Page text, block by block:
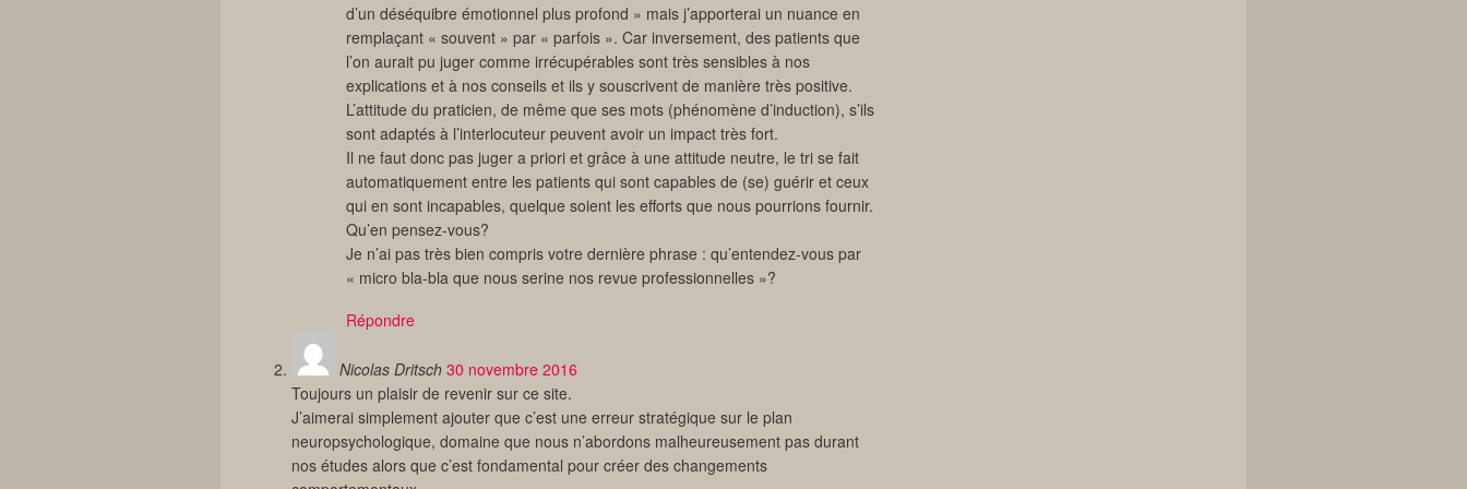
d’un déséquibre émotionnel plus profond » mais j’apporterai un nuance en
remplaçant « souvent » par « parfois ». Car inversement, des patients que
l’on aurait pu juger comme irrécupérables sont très sensibles à nos
explications et à nos conseils et ils y souscrivent de manière très positive.
L’attitude du praticien, de même que ses mots (phénomène d’induction), s’ils
sont adaptés à l’interlocuteur peuvent avoir un impact très fort.
Il ne faut donc pas juger a priori et grâce à une attitude neutre, le tri se fait
automatiquement entre les patients qui sont capables de (se) guérir et ceux
qui en sont incapables, quelque soient les efforts que nous pourrions fournir.
Qu’en pensez-vous?
Je n’ai pas très bien compris votre dernière phrase : qu’entendez-vous par
« micro bla-bla que nous serine nos revue professionnelles »?
Répondre
Nicolas Dritsch 30 novembre 2016
Toujours un plaisir de revenir sur ce site.
J’aimerai simplement ajouter que c’est une erreur stratégique sur le plan
neuropsychologique, domaine que nous n’abordons malheureusement pas durant
nos études alors que c’est fondamental pour créer des changements